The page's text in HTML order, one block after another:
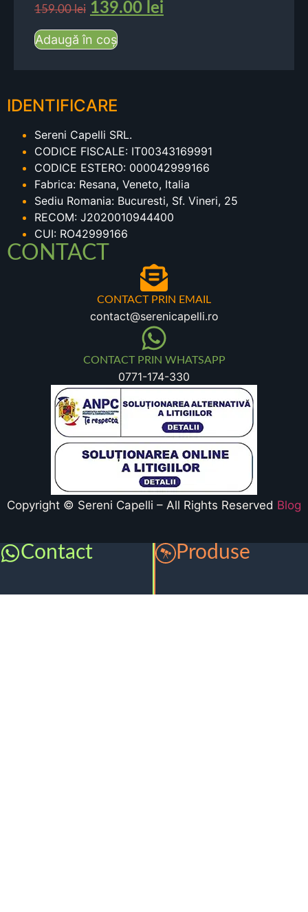
159.00lei 139.00 lei
Adaugă în coș
IDENTIFICARE
Sereni Capelli SRL.
CODICE FISCALE: IT00343169991
CODICE ESTERO: 000042999166
Fabrica: Resana, Veneto, Italia
Sediu Romania: Bucuresti, Sf. Vineri, 25
RECOM: J2020010944400
CUI: RO42999166
CONTACT
CONTACT PRIN EMAIL
contact@serenicapelli.ro
CONTACT PRIN WHATSAPP
0771-174-330
Copyright © Sereni Capelli – All Rights Reserved Blog
Contact Produse